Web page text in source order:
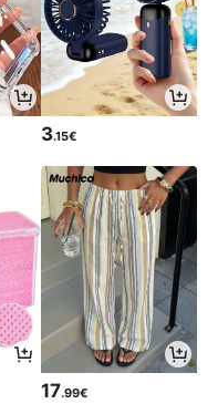
3.15€
17.99€